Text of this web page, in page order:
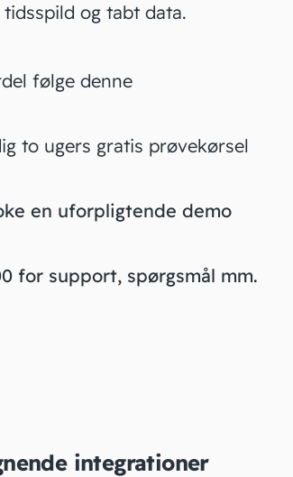
og tabt data.
følge denne
to ugers gratis prøvekørsel
en uforpligtende demo
for support, spørgsmål mm.
integrationer